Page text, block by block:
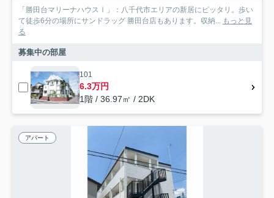
「勝田台マリーナハウスⅠ」：八千代市エリアの新居にピッタリ。歩い
て徒歩6分の場所にサンドラッグ 勝田台店もあります。収納... もっと見
る
募集中の部屋
101
6.3万円
1階 / 36.97㎡ / 2DK
アパート